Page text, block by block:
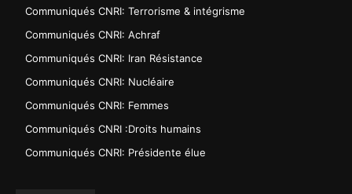
Communiqués CNRI: Terrorisme & intégrisme
Communiqués CNRI: Achraf
Communiqués CNRI: Iran Résistance
Communiqués CNRI: Nucléaire
Communiqués CNRI: Femmes
Communiqués CNRI :Droits humains
Communiqués CNRI: Présidente élue